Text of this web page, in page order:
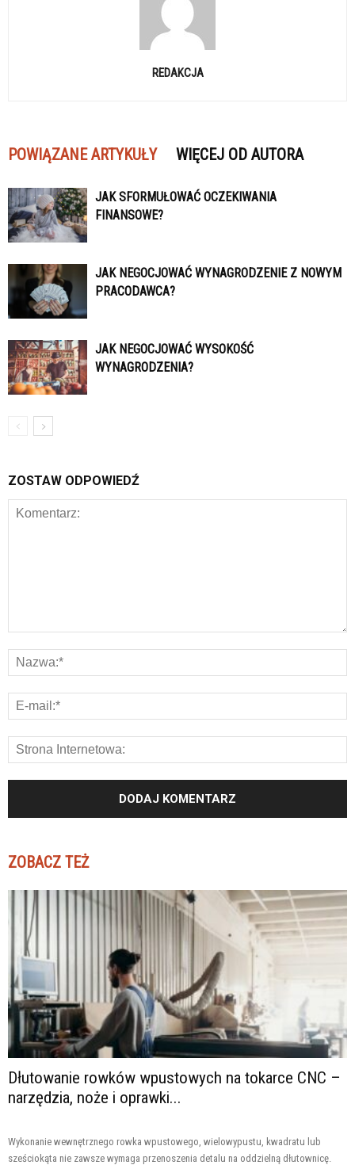
REDAKCJA
POWIĄZANE ARTYKUŁY WIĘCEJ OD AUTORA
JAK SFORMUŁOWAĆ OCZEKIWANIA
FINANSOWE?
JAK NEGOCJOWAĆ WYNAGRODZENIE Z NOWYM
PRACODAWCA?
JAK NEGOCJOWAĆ WYSOKOŚĆ
WYNAGRODZENIA?
ZOSTAW ODPOWIEDŹ
ZOBACZ TEŻ
Dłutowanie rowków wpustowych na tokarce CNC –
narzędzia, noże i oprawki...
Wykonanie wewnętrznego rowka wpustowego, wielowypustu, kwadratu lub
sześciokąta nie zawsze wymaga przenoszenia detalu na oddzielną dłutownicę.